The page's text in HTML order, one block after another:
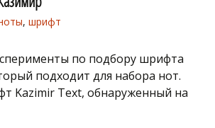
, шрифт
по подбору шрифта
подходит для набора нот.
Kazimir Text, обнаруженный на